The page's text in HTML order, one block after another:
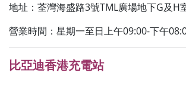
地址：荃灣海盛路3號TML廣場地下G及H
營業時間：星期一至日上午09:00-下午
比亞迪香港充電站